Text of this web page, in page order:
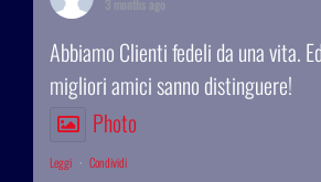
Abbiamo Clienti fedeli da una vita.
migliori amici sanno distinguere!
Photo
Leggi · Condividi